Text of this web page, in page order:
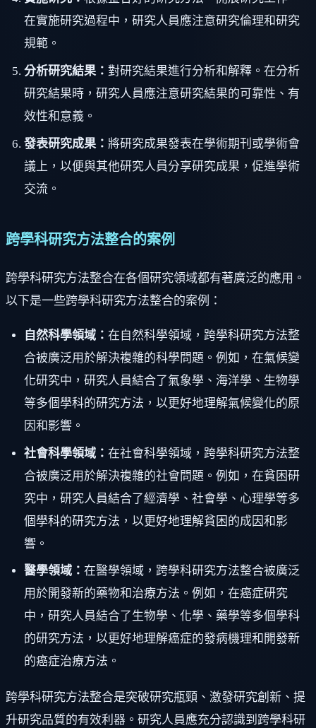
在實施研究過程中，研究人員應注意研究倫理和研究
規範。
分析研究結果： 對研究結果進行分析和解釋。在分析
研究結果時，研究人員應注意研究結果的可靠性、有
效性和意義。
發表研究成果： 將研究成果發表在學術期刊或學術會
議上，以便與其他研究人員分享研究成果，促進學術
交流。
跨學科研究方法整合的案例
跨學科研究方法整合在各個研究領域都有著廣泛的應用。
以下是一些跨學科研究方法整合的案例：
自然科學領域： 在自然科學領域，跨學科研究方法整
合被廣泛用於解決複雜的科學問題。例如，在氣候變
化研究中，研究人員結合了氣象學、海洋學、生物學
等多個學科的研究方法，以更好地理解氣候變化的原
因和影響。
社會科學領域： 在社會科學領域，跨學科研究方法整
合被廣泛用於解決複雜的社會問題。例如，在貧困研
究中，研究人員結合了經濟學、社會學、心理學等多
個學科的研究方法，以更好地理解貧困的成因和影
響。
醫學領域： 在醫學領域，跨學科研究方法整合被廣泛
用於開發新的藥物和治療方法。例如，在癌症研究
中，研究人員結合了生物學、化學、藥學等多個學科
的研究方法，以更好地理解癌症的發病機理和開發新
的癌症治療方法。
跨學科研究方法整合是突破研究瓶頸、激發研究創新、提
升研究品質的有效利器。研究人員應充分認識到跨學科研